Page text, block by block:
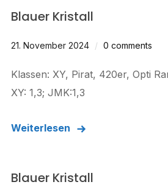
Blauer Kristall
21. November 2024 0 comments
Klassen: XY, Pirat, 420er, Opti
XY: 1,3; JMK:1,3
Weiterlesen
Blauer Kristall